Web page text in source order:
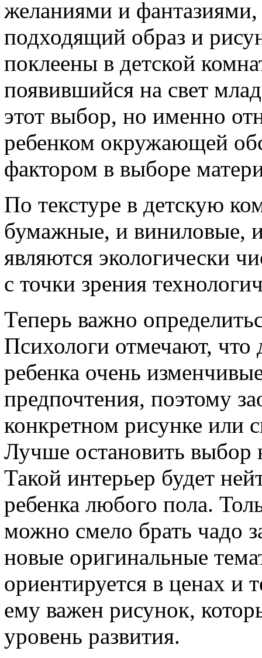
желаниями и фантазиями,
подходящий образ и
поклеены в детской
появившийся на свет
этот выбор, но именно
ребенком окружающей
фактором в выборе
По текстуре в детскую
бумажные, и виниловые,
являются экологически
с точки зрения
Теперь важно
Психологи отмечают, что
ребенка очень
предпочтения, поэтому
конкретном рисунке или
Лучше остановить выбор
Такой интерьер будет
ребенка любого пола.
можно смело брать чадо
новые оригинальные
ориентируется в ценах и
ему важен рисунок,
уровень развития.